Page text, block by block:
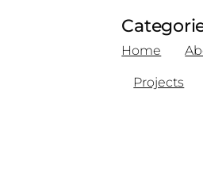
Home
Projects